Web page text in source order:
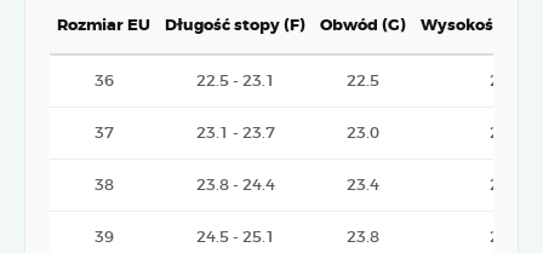
Rozmiar EU Długość stopy (F) Obwód (G) Wysokość
36 22.5 - 23.1 22.5 2.15
37 23.1 - 23.7 23.0 2.20
38 23.8 - 24.4 23.4 2.25
39 24.5 - 25.1 23.8 2.30